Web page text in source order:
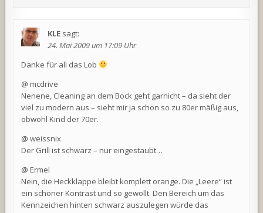
KLE sagt:
24. Mai 2009 um 17:09 Uhr
Danke für all das Lob
@ mcdrive
Nenene, Cleaning an dem Bock geht garnicht – da sieht der
viel zu modern aus – sieht mir ja schon so zu 80er mäßig aus,
obwohl Kind der 70er.
@ weissnix
Der Grill ist schwarz – nur eingestaubt…
@ Ermel
Nein, die Heckklappe bleibt komplett orange. Die „Leere“ ist
ein schöner Kontrast und so gewollt. Den Bereich um das
Kennzeichen hinten schwarz auszulegen würde das